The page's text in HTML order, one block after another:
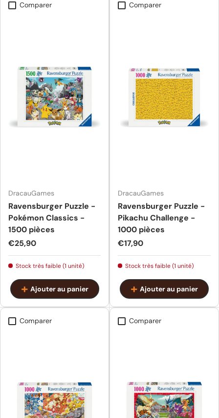
Comparer
DracauGames
Ravensburger Puzzle -
Pokémon Classics -
1500 pièces
Prix habituel
€25,90
Stock très faible (1 unité)
Ajouter au panier
Comparer
DracauGames
Ravensburger Puzzle -
Pikachu Challenge -
1000 pièces
Prix habituel
€17,90
Stock très faible (1 unité)
Ajouter au panier
Comparer Comparer